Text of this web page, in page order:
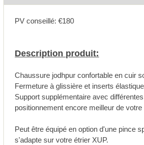
PV conseillé: €180
Description produit:
Chaussure jodhpur confortable en cuir
Fermeture à glissière et inserts
Support supplémentaire avec
positionnement encore meilleur de votre
Peut être équipé en option d'une pince
s'adapte sur votre étrier XUP.